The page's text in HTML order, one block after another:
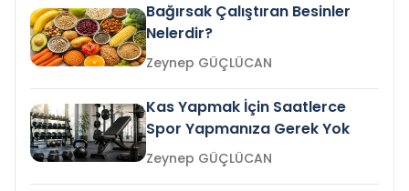
Bağırsak Çalıştıran Besinler
Nelerdir?
Zeynep GÜÇLÜCAN
Kas Yapmak İçin Saatlerce
Spor Yapmanıza Gerek Yok
Zeynep GÜÇLÜCAN